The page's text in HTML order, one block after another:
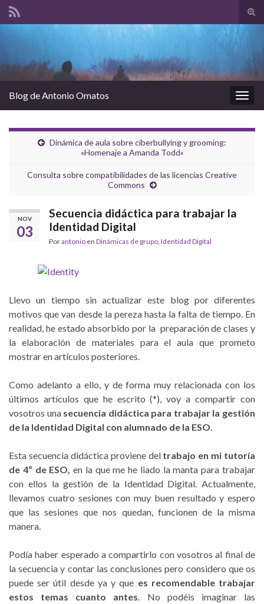
el
la
Blog de Antonio Omatos
Dinámica de aula sobre ciberbullying y grooming:
«Homenaje a Amanda Todd»
Consulta sobre compatibilidades de las licencias Creative
Commons
NOV
03
Secuencia didáctica para trabajar la
Identidad Digital
Porantonio en Dinámicas de grupo Identidad Digital
Llevo un tiempo sin actualizar este blog por diferentes
motivos que van desde la pereza hasta la falta de tiempo. En
realidad, he estado absorbido por la preparación de clases y
la elaboración de materiales para el aula que prometo
mostrar en artículos posteriores.
Como adelanto a ello, y de forma muy relacionada con los
últimos artículos que he escrito (*), voy a compartir con
vosotros una secuencia didáctica para trabajar la gestión
de la Identidad Digital con alumnado de la ESO
Esta secuencia didáctica proviene del trabajo en mi tutoría
de 4º de ESO,en la que me he liado la manta para trabajar
con ellos la gestión de la Identidad Digital. Actualmente,
llevamos cuatro sesiones con muy buen resultado y espero
que las sesiones que nos quedan, funcionen de la misma
manera.
Podía haber esperado a compartirlo con vosotros al final de
la secuencia y contar las conclusiones pero considero que os
puede ser útil desde ya y que es recomendable trabajar
estos temas cuanto antes . No podéis imaginar las